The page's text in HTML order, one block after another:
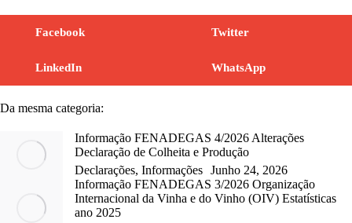
Facebook Twitter
LinkedIn WhatsApp
Da mesma categoria:
Informação FENADEGAS 4/2026 Alterações
Declaração de Colheita e Produção
Declarações, Informações Junho 24, 2026
Informação FENADEGAS 3/2026 Organização
Internacional da Vinha e do Vinho (OIV) Estatísticas
ano 2025